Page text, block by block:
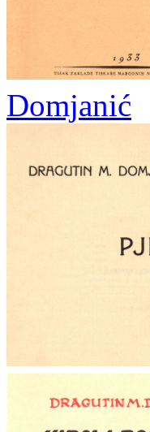
Domjanić